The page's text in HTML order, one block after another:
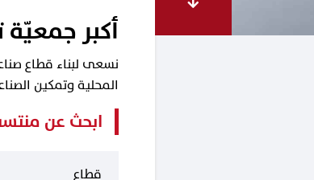
أكبر جمعيّة
نسعى لبناء قطاع
المحلية وتمكين
ابحث عن